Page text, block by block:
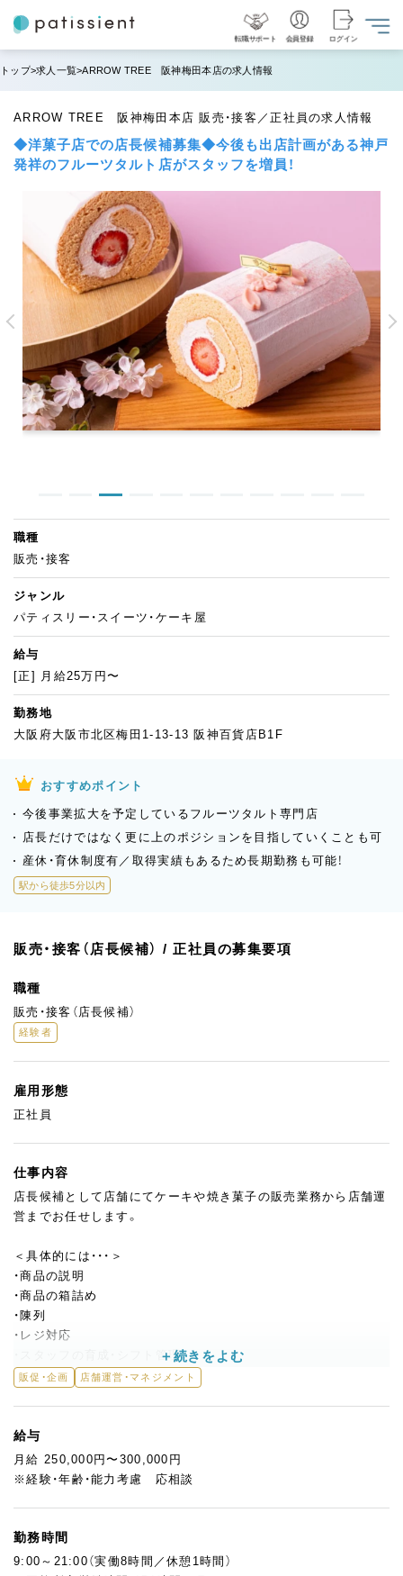
転職サポート 会員登録 ログイン
トップ 求人一覧 ARROW TREE 阪神梅田本店の求人情報
ARROW TREE 阪神梅田本店 販売・接客／正社員の求人情報
◆洋菓子店での店長候補募集◆今後も出店計画がある神戸
発祥のフルーツタルト店がスタッフを増員！
職種
販売・接客
ジャンル
パティスリー・スイーツ・ケーキ屋
給与
[正] 月給25万円〜
勤務地
大阪府大阪市北区梅田1-13-13 阪神百貨店B1F
おすすめポイント
今後事業拡大を予定しているフルーツタルト専門店
店長だけではなく更に上のポジションを目指していくことも可
産休・育休制度有／取得実績もあるため長期勤務も可能！
駅から徒歩5分以内
販売・接客（店長候補） / 正社員の募集要項
職種
販売・接客（店長候補）
経験者
雇用形態
正社員
仕事内容
店長候補として店舗にてケーキや焼き菓子の販売業務から店舗運
営までお任せします。
＜具体的には・・・＞
・商品の説明
・商品の箱詰め
・陳列
・レジ対応
・スタッフの育成・シフト管理
・店舗運営全般
スキルに応じて徐々に仕事をお任せしていくため、店長経験が無
い方や他業種からの転職希望者も歓迎します。
販促・企画 店舗運営・マネジメント
給与
月給 250,000円〜300,000円
※経験・年齢・能力考慮 応相談
勤務時間
9:00～21:00（実働8時間／休憩1時間）